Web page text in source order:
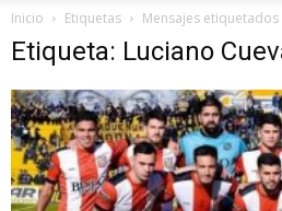
Inicio Etiquetas Mensajes
Etiqueta: Luciano